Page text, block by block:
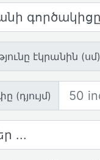
էկրանին (սմ)
(դյույմ)